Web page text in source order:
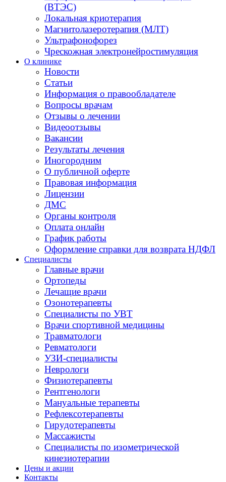
(ВТЭС)
Локальная криотерапия
Магнитолазеротерапия (МЛТ)
Ультрафонофорез
Чрескожная электронейростимуляция
О клинике
Новости
Статьи
Информация о правообладателе
Вопросы врачам
Отзывы о лечении
Видеоотзывы
Вакансии
Результаты лечения
Иногородним
О публичной оферте
Правовая информация
Лицензии
ДМС
Органы контроля
Оплата онлайн
График работы
Оформление справки для возврата НДФЛ
Специалисты
Главные врачи
Ортопеды
Лечащие врачи
Озонотерапевты
Специалисты по УВТ
Врачи спортивной медицины
Травматологи
Ревматологи
УЗИ-специалисты
Неврологи
Физиотерапевты
Рентгенологи
Мануальные терапевты
Рефлексотерапевты
Гирудотерапевты
Массажисты
Специалисты по изометрической
кинезиотерапии
Цены и акции
Контакты